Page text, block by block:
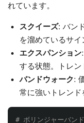
れています。
スクイーズ: バン
を溜めているサイ
エクスパンション
する状態。トレン
バンドウォーク:
常に強いトレンド